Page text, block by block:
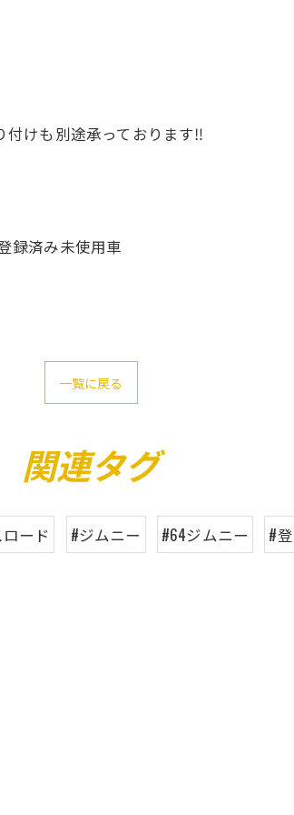
付けも別途承っております‼️
録済み未使用車
一覧に戻る
関連タグ
ード #ジムニー #64ジムニー #